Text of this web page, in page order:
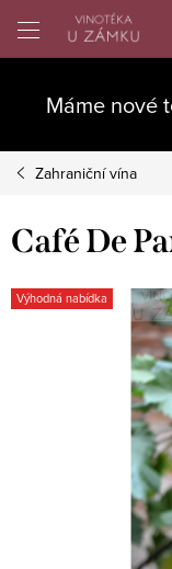
obsah
Máme nové
Zahraniční vína
Café De
Výhodná nabídka